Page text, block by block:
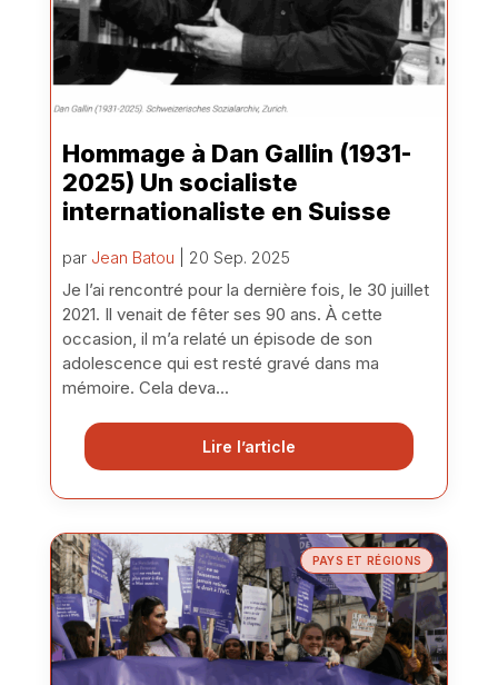
Hommage à Dan Gallin (1931-
2025) Un socialiste
internationaliste en Suisse
par Jean Batou | 20 Sep. 2025
Je l’ai rencontré pour la dernière fois, le 30 juillet
2021. Il venait de fêter ses 90 ans. À cette
occasion, il m’a relaté un épisode de son
adolescence qui est resté gravé dans ma
mémoire. Cela deva...
Lire l’article
PAYS ET RÉGIONS